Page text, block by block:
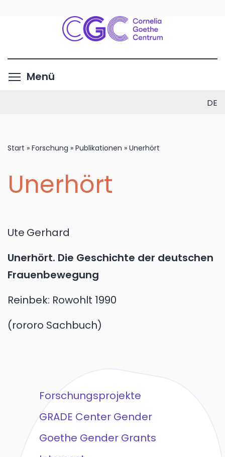
Inhalt
Menü
DE
Start » Forschung » Publikationen » Unerhört
Unerhört
Ute Gerhard
Unerhört. Die Geschichte der deutschen
Frauenbewegung
Reinbek: Rowohlt 1990
rororo Sachbuch
Forschungsprojekte
GRADE Center Gender
Goethe Gender Grants